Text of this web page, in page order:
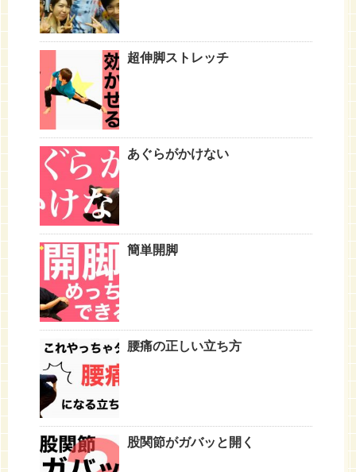
超伸脚ストレッチ
あぐらがかけない
簡単開脚
腰痛の正しい立ち方
股関節がガバッと開く